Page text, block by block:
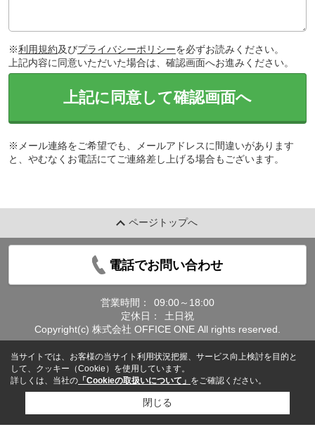
※利用規約及びプライバシーポリシーを必ずお読みください。
上記内容に同意いただいた場合は、確認画面へお進みください。
上記に同意して確認画面へ
※メール連絡をご希望でも、メールアドレスに間違いがあります
と、やむなくお電話にてご連絡差し上げる場合もございます。
ページトップへ
電話でお問い合わせ
営業時間：
09:00～18:00
定休日：
土日祝
Copyright(c) 株式会社 OFFICE ONE All rights reserved.
当サイトでは、お客様の当サイト利用状況把握、サービス向上検討を目的と
して、クッキー（Cookie）を使用しています。
詳しくは、当社の 「Cookieの取扱いについて」 をご確認ください。
閉じる